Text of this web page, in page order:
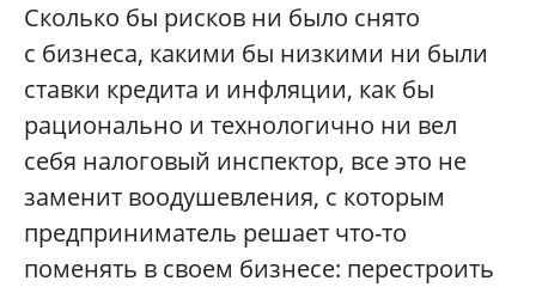
Сколько бы рисков ни было снято
с бизнеса, какими бы низкими ни были
ставки кредита и инфляции, как бы
рационально и технологично ни вел
себя налоговый инспектор, все это не
заменит воодушевления, с которым
предприниматель решает что-то
поменять в своем бизнесе: перестроить